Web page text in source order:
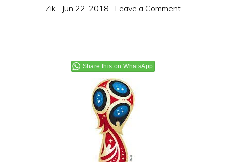
Zik · Jun 22, 2018 · Leave a Comment
Share this on WhatsApp